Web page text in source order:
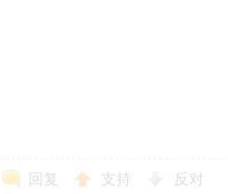
回复 支持 反对